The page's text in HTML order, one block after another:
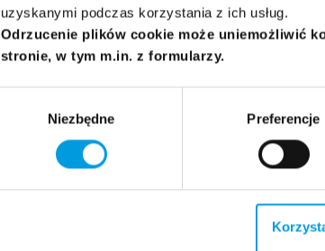
uzyskanymi podczas korzystania z ich usług.
Odrzucenie plików cookie może uniemożliwić
stronie, w tym m.in. z formularzy.
Niezbędne Preferencje